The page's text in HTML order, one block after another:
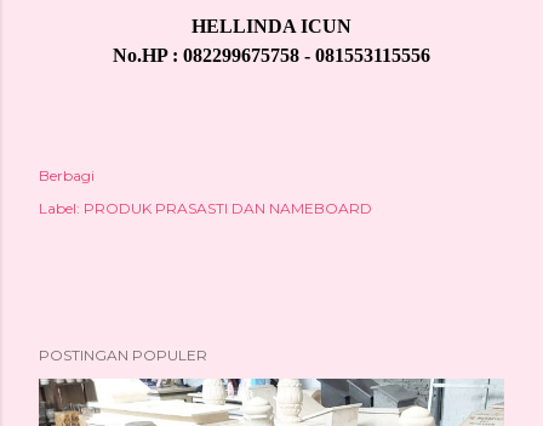
HELLINDA ICUN
No.HP : 082299675758 - 081553115556
Berbagi
Label: PRODUK PRASASTI DAN NAMEBOARD
POSTINGAN POPULER